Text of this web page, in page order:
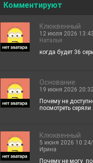
Комментируют
Клюквенный
12 июля 2026
Наталья
когда будет 36
Основание
19 июня 2026
Почему не
посмотреть серяли
Клюквенный
5 июня 2026 10:24/
Ирина
Почему не могу